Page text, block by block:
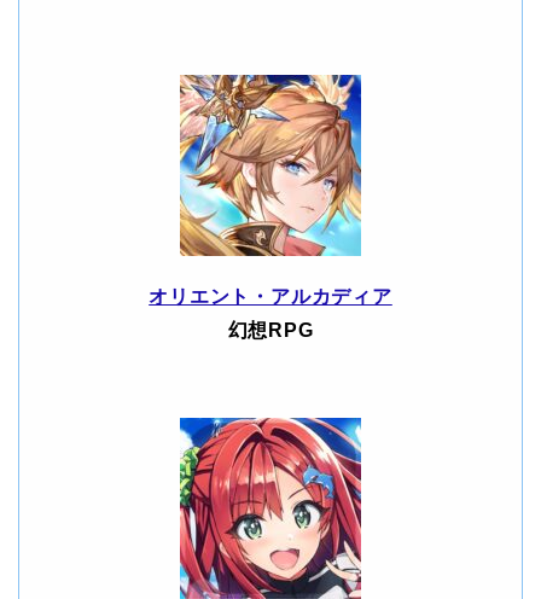
オリエント・アルカディア
幻想RPG